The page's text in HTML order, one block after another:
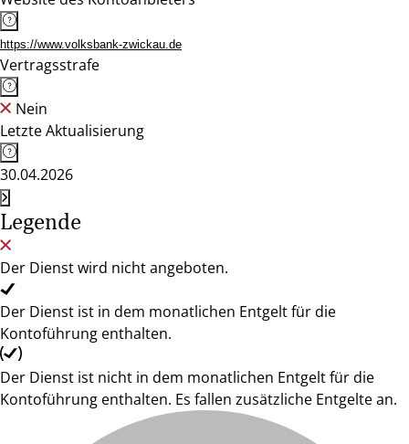
https://www.volksbank-zwickau.de
Vertragsstrafe
Nein
Letzte Aktualisierung
30.04.2026
Legende
Der Dienst wird nicht angeboten.
Der Dienst ist in dem monatlichen Entgelt für die
Kontoführung enthalten.
Der Dienst ist nicht in dem monatlichen Entgelt für die
Kontoführung enthalten. Es fallen zusätzliche Entgelte an.